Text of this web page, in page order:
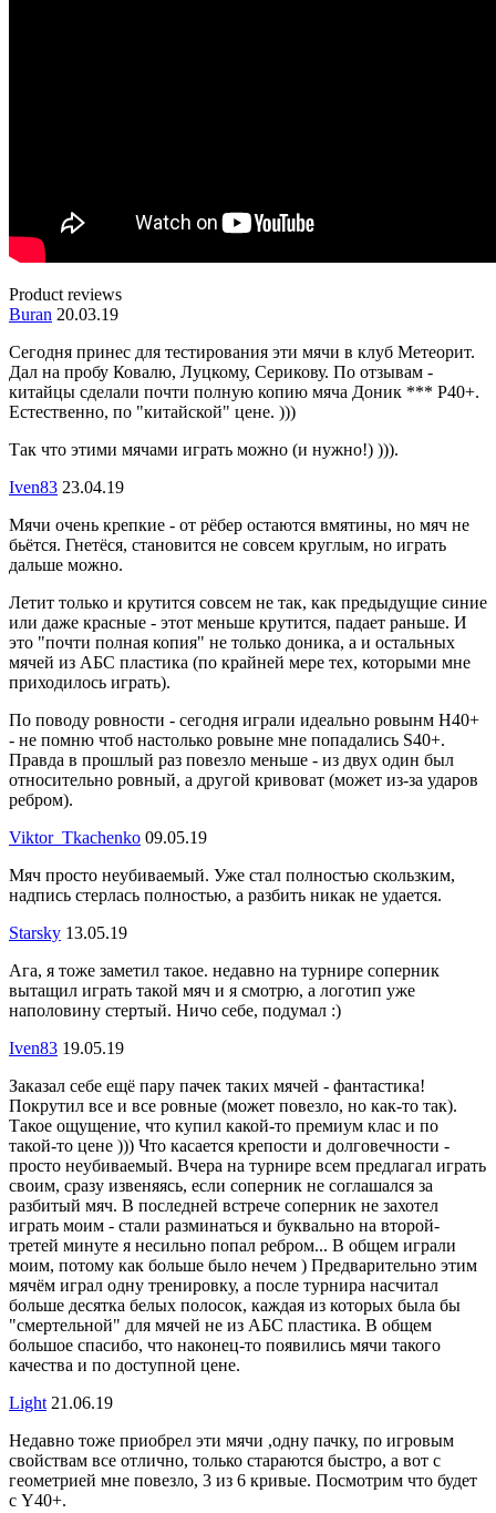
Product reviews
Buran 20.03.19
Сегодня принес для тестирования эти мячи в клуб Метеорит.
Дал на пробу Ковалю, Луцкому, Серикову. По отзывам -
китайцы сделали почти полную копию мяча Доник *** Р40+.
Естественно, по "китайской" цене. )))
Так что этими мячами играть можно (и нужно!) ))).
Iven83 23.04.19
Мячи очень крепкие - от рёбер остаются вмятины, но мяч не
бьётся. Гнетёся, становится не совсем круглым, но играть
дальше можно.
Летит только и крутится совсем не так, как предыдущие синие
или даже красные - этот меньше крутится, падает раньше. И
это "почти полная копия" не только доника, а и остальных
мячей из АБС пластика (по крайней мере тех, которыми мне
приходилось играть).
По поводу ровности - сегодня играли идеально ровынм Н40+
- не помню чтоб настолько ровыне мне попадались S40+.
Правда в прошлый раз повезло меньше - из двух один был
относительно ровный, а другой кривоват (может из-за ударов
ребром).
Viktor_Tkachenko 09.05.19
Мяч просто неубиваемый. Уже стал полностью скользким,
надпись стерлась полностью, а разбить никак не удается.
Starsky 13.05.19
Ага, я тоже заметил такое. недавно на турнире соперник
вытащил играть такой мяч и я смотрю, а логотип уже
наполовину стертый. Ничо себе, подумал :)
Iven83 19.05.19
Заказал себе ещё пару пачек таких мячей - фантастика!
Покрутил все и все ровные (может повезло, но как-то так).
Такое ощущение, что купил какой-то премиум клас и по
такой-то цене ))) Что касается крепости и долговечности -
просто неубиваемый. Вчера на турнире всем предлагал играть
своим, сразу извеняясь, если соперник не соглашался за
разбитый мяч. В последней встрече соперник не захотел
играть моим - стали разминаться и буквально на второй-
третей минуте я несильно попал ребром... В общем играли
моим, потому как больше было нечем ) Предварительно этим
мячём играл одну тренировку, а после турнира насчитал
больше десятка белых полосок, каждая из которых была бы
"смертельной" для мячей не из АБС пластика. В общем
большое спасибо, что наконец-то появились мячи такого
качества и по доступной цене.
Light 21.06.19
Недавно тоже приобрел эти мячи ,одну пачку, по игровым
свойствам все отлично, только стараются быстро, а вот с
геометрией мне повезло, 3 из 6 кривые. Посмотрим что будет
с Y40+.